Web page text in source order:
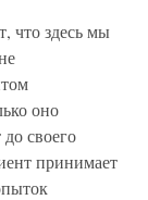
что здесь мы
оно
своего
принимает